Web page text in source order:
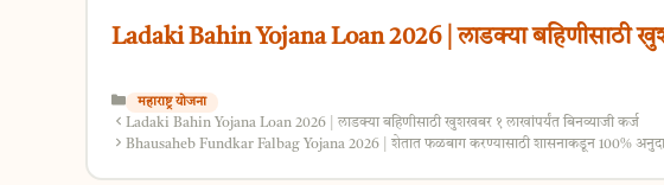
Ladaki Bahin Yojana Loan 2026 | लाडक्या बहिणीसाठी
Categories
महाराष्ट्र योजना
Ladaki Bahin Yojana Loan 2026 | लाडक्या बहिणीसाठी खुशखबर १ लाखांपर्यंत बिनव्याजी कर्ज
Bhausaheb Fundkar Falbag Yojana 2026 | शेतात फळबाग करण्यासाठी शासनाकडून 100%